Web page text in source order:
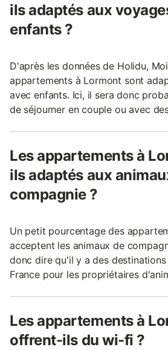
ils adaptés aux
enfants ?
D'après les données de Holidu,
appartements à Lormont sont
avec enfants. Ici, il sera donc
de séjourner en couple ou avec
Les appartements à
ils adaptés aux
compagnie ?
Un petit pourcentage des
acceptent les animaux de
donc dire qu'il y a des
France pour les propriétaires
Les appartements à
offrent-ils du wi-fi ?